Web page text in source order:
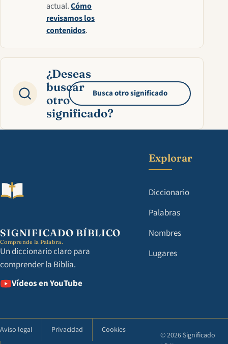
actual.Cómo
revisamos los
contenidos.
¿Deseas
buscar
otro
significado?
Busca otro significado
SIGNIFICADO BÍBLICO
Comprende la Palabra.
Un diccionario claro para
comprender la Biblia.
Vídeos en YouTube
Explorar
Diccionario
Palabras
Nombres
Lugares
Aviso legal Privacidad Cookies
© 2026 Significado